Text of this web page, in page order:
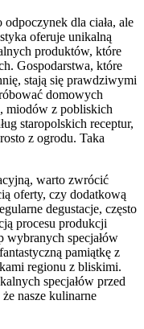
dla ciała, ale
oferuje unikalną
produktów, które
Gospodarstwa, które
stają się prawdziwymi
domowych
miodów z pobliskich
staropolskich receptur,
z ogrodu. Taka
warto zwrócić
oferty, czy dodatkową
degustacje, często
procesu produkcji
wybranych specjałów
pamiątkę z
regionu z bliskimi.
specjałów przed
nasze kulinarne